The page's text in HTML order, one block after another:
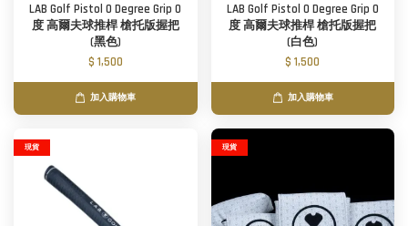
LAB Golf Pistol 0 Degree Grip 0
度 高爾夫球推桿 槍托版握把
(黑色)
$ 1,500
加入購物車
LAB Golf Pistol 0 Degree Grip 0
度 高爾夫球推桿 槍托版握把
(白色)
$ 1,500
加入購物車
現貨 現貨